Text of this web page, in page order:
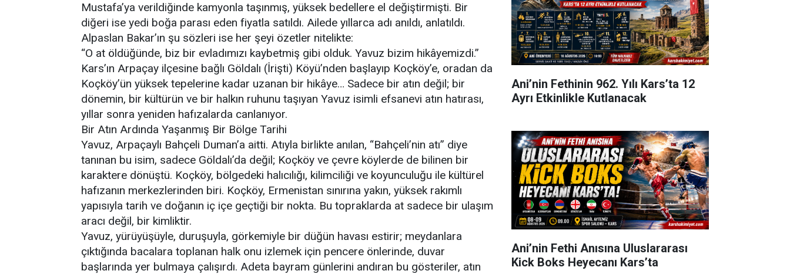
Mustafa’ya verildiğinde kamyonla taşınmış, yüksek bedellere el değiştirmişti. Bir
diğeri ise yedi boğa parası eden fiyatla satıldı. Ailede yıllarca adı anıldı, anlatıldı.
Alpaslan Bakar’ın şu sözleri ise her şeyi özetler nitelikte:
“O at öldüğünde, biz bir evladımızı kaybetmiş gibi olduk. Yavuz bizim hikâyemizdi.”
Kars’ın Arpaçay ilçesine bağlı Göldalı (İrişti) Köyü’nden başlayıp Koçköy’e, oradan da
Koçköy’ün yüksek tepelerine kadar uzanan bir hikâye… Sadece bir atın değil; bir
dönemin, bir kültürün ve bir halkın ruhunu taşıyan Yavuz isimli efsanevi atın hatırası,
yıllar sonra yeniden hafızalarda canlanıyor.
Bir Atın Ardında Yaşanmış Bir Bölge Tarihi
Yavuz, Arpaçaylı Bahçeli Duman’a aitti. Atıyla birlikte anılan, “Bahçeli’nin atı” diye
tanınan bu isim, sadece Göldalı’da değil; Koçköy ve çevre köylerde de bilinen bir
karaktere dönüştü. Koçköy, bölgedeki halıcılığı, kilimciliği ve koyunculuğu ile kültürel
hafızanın merkezlerinden biri. Koçköy, Ermenistan sınırına yakın, yüksek rakımlı
yapısıyla tarih ve doğanın iç içe geçtiği bir nokta. Bu topraklarda at sadece bir ulaşım
aracı değil, bir kimliktir.
Yavuz, yürüyüşüyle, duruşuyla, görkemiyle bir düğün havası estirir; meydanlara
çıktığında bacalara toplanan halk onu izlemek için pencere önlerinde, duvar
başlarında yer bulmaya çalışırdı. Adeta bayram günlerini andıran bu gösteriler, atın
Ani’nin Fethinin 962. Yılı Kars’ta 12
Ayrı Etkinlikle Kutlanacak
Ani’nin Fethi Anısına Uluslararası
Kick Boks Heyecanı Kars’ta